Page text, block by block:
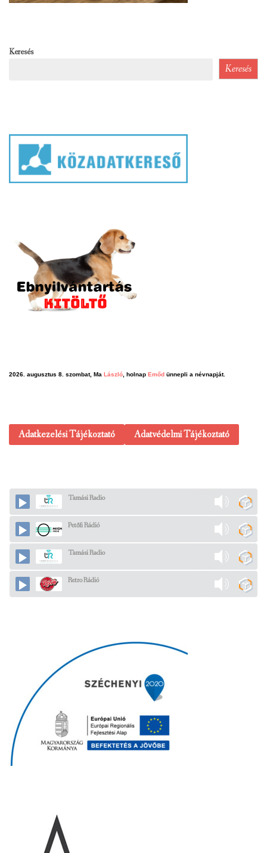
Keresés
Keresés
2026. augusztus 8. szombat, Ma László , holnap Emőd ünnepli a névnapját.
Adatkezelési Tájékoztató Adatvédelmi Tájékoztató
Tamási Radio
Petőfi Rádió
Tamási Radio
Retro Rádió